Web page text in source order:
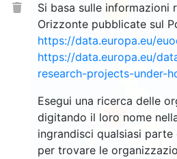
Si basa sulle informazioni
Orizzonte pubblicate sul
https://data.europa.eu/
https://data.europa.eu/
research-projects-under-
Esegui una ricerca delle
digitando il loro nome
ingrandisci qualsiasi
per trovare le
34
1592